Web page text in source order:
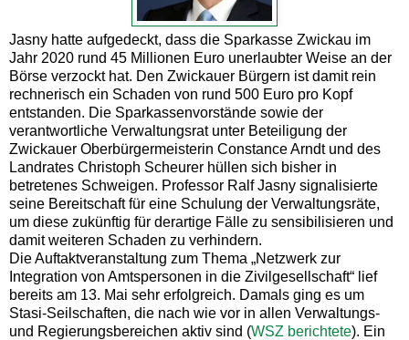
Jasny hatte aufgedeckt, dass die Sparkasse Zwickau im
Jahr 2020 rund 45 Millionen Euro unerlaubter Weise an der
Börse verzockt hat. Den Zwickauer Bürgern ist damit rein
rechnerisch ein Schaden von rund 500 Euro pro Kopf
entstanden. Die Sparkassenvorstände sowie der
verantwortliche Verwaltungsrat unter Beteiligung der
Zwickauer Oberbürgermeisterin Constance Arndt und des
Landrates Christoph Scheurer hüllen sich bisher in
betretenes Schweigen. Professor Ralf Jasny signalisierte
seine Bereitschaft für eine Schulung der Verwaltungsräte,
um diese zukünftig für derartige Fälle zu sensibilisieren und
damit weiteren Schaden zu verhindern.
Die Auftaktveranstaltung zum Thema „Netzwerk zur
Integration von Amtspersonen in die Zivilgesellschaft“ lief
bereits am 13. Mai sehr erfolgreich. Damals ging es um
Stasi-Seilschaften, die nach wie vor in allen Verwaltungs-
und Regierungsbereichen aktiv sind (WSZ berichtete). Ein